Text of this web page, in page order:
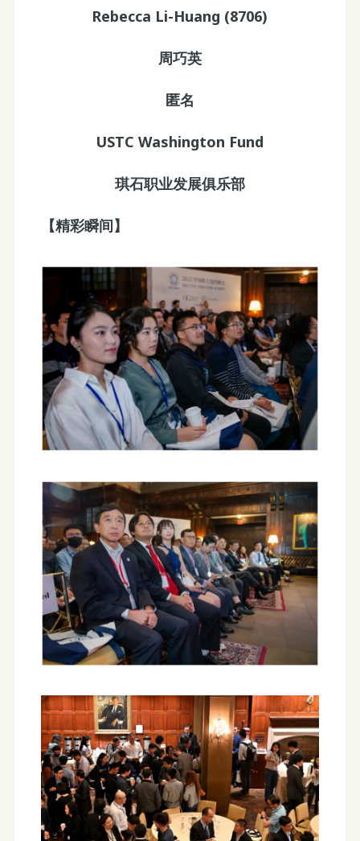
Rebecca Li-Huang (8706)
周巧英
匿名
USTC Washington Fund
琪石职业发展俱乐部
【精彩瞬间】